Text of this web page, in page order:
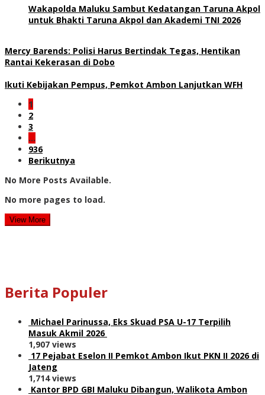
Wakapolda Maluku Sambut Kedatangan Taruna Akpol
untuk Bhakti Taruna Akpol dan Akademi TNI 2026
Mercy Barends: Polisi Harus Bertindak Tegas, Hentikan
Rantai Kekerasan di Dobo
Ikuti Kebijakan Pempus, Pemkot Ambon Lanjutkan WFH
1
2
3
…
936
Berikutnya
No More Posts Available.
No more pages to load.
View More
Berita Populer
Michael Parinussa, Eks Skuad PSA U-17 Terpilih
Masuk Akmil 2026
1,907 views
17 Pejabat Eselon II Pemkot Ambon Ikut PKN II 2026 di
Jateng
1,714 views
Kantor BPD GBI Maluku Dibangun, Walikota Ambon